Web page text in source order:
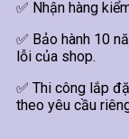
✅ Nhận hàng
✅ Bảo hành 10
lỗi của shop.
✅ Thi công lắp
theo yêu cầu